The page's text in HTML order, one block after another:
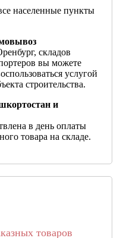
населенные пункты
складов
вы можете
услугой
строительства.
и
в день оплаты
товара на складе.
товаров